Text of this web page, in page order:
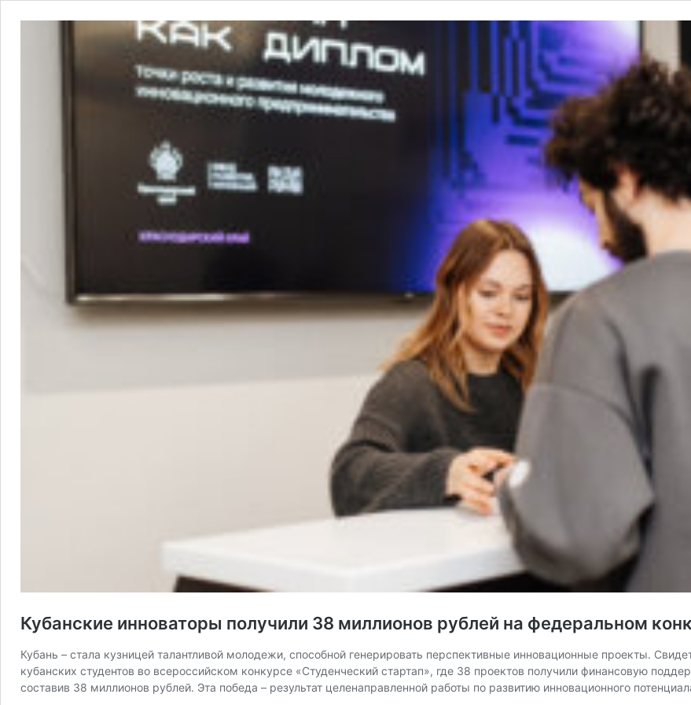
Кубанские инноваторы получили 38 миллионов рублей на федеральном
Кубань – стала кузницей талантливой молодежи, способной генерировать перспективные инновационные проекты.
кубанских студентов во всероссийском конкурсе «Студенческий стартап», где 38 проектов получили финансовую
составив 38 миллионов рублей. Эта победа – результат целенаправленной работы по развитию инновационного